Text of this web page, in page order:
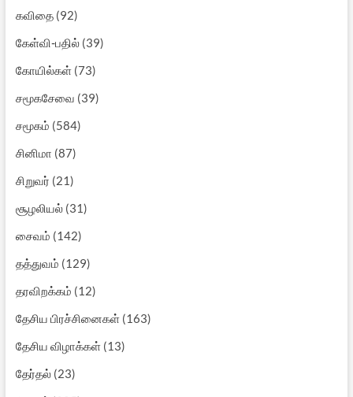
கவிதை(92)
கேள்வி-பதில்(39)
கோயில்கள்(73)
சமூகசேவை (39)
சமூகம் (584)
சினிமா (87)
சிறுவர் (21)
சூழலியல்(31)
சைவம் (142)
தத்துவம் (129)
தரவிறக்கம் (12)
தேசிய பிரச்சினைகள்(163)
தேசிய விழாக்கள்(13)
தேர்தல்(23)